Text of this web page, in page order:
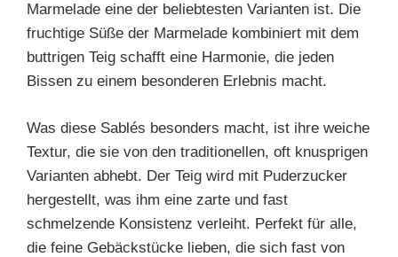
Marmelade eine der beliebtesten Varianten ist. Die
fruchtige Süße der Marmelade kombiniert mit dem
buttrigen Teig schafft eine Harmonie, die jeden
Bissen zu einem besonderen Erlebnis macht.
Was diese Sablés besonders macht, ist ihre weiche
Textur, die sie von den traditionellen, oft knusprigen
Varianten abhebt. Der Teig wird mit Puderzucker
hergestellt, was ihm eine zarte und fast
schmelzende Konsistenz verleiht. Perfekt für alle,
die feine Gebäckstücke lieben, die sich fast von